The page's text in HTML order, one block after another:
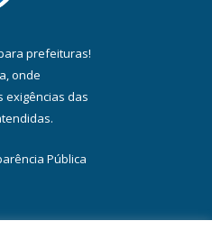
prefeituras!
onde
exigências das
Pública